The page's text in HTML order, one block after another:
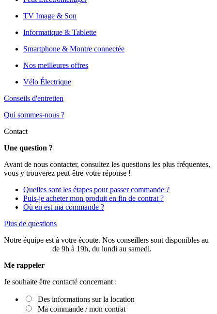
TV Image & Son
Informatique & Tablette
Smartphone & Montre connectée
Nos meilleures offres
Vélo Électrique
Conseils d'entretien
Qui sommes-nous ?
Contact
Une question ?
Avant de nous contacter, consultez les questions les plus fréquentes,
vous y trouverez peut-être votre réponse !
Quelles sont les étapes pour passer commande ?
Puis-je acheter mon produit en fin de contrat ?
Où en est ma commande ?
Plus de questions
Notre équipe est à votre écoute. Nos conseillers sont disponibles au
de 9h à 19h, du lundi au samedi.
Me rappeler
Je souhaite être contacté concernant :
Des informations sur la location
Ma commande / mon contrat